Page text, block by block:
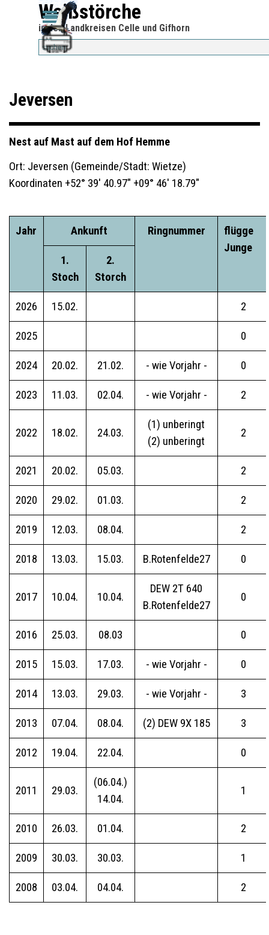
Direkt zum Seiteninhalt
Menü überspringen
Weißstörche
in den Landkreisen Celle und Gifhorn
Menü überspringen
Jeversen
Nest auf Mast auf dem Hof Hemme
Ort: Jeversen (Gemeinde/Stadt: Wietze)
Koordinaten +52° 39' 40.97" +09° 46' 18.79"
Jahr Ankunft Ringnummer
flügge
Junge
1.
Stoch
2.
Storch
2026 15.02. 2
2025 0
2024 20.02. 21.02. - wie Vorjahr - 0
2023 11.03. 02.04. - wie Vorjahr - 2
2022 18.02. 24.03.
(1) unberingt
(2) unberingt
2
2021 20.02. 05.03. 2
2020 29.02. 01.03. 2
2019 12.03. 08.04. 2
2018 13.03. 15.03. B.Rotenfelde27 0
2017 10.04. 10.04.
DEW 2T 640
B.Rotenfelde27
0
2016 25.03. 08.03 0
2015 15.03. 17.03. - wie Vorjahr - 0
2014 13.03. 29.03. - wie Vorjahr - 3
2013 07.04. 08.04. (2) DEW 9X 185 3
2012 19.04. 22.04. 0
2011 29.03.
(06.04.)
14.04.
1
2010 26.03. 01.04. 2
2009 30.03. 30.03. 1
2008 03.04. 04.04. 2